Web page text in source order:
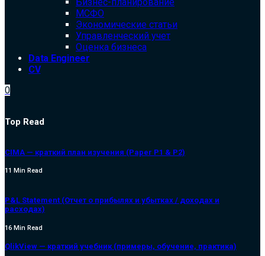
МСФО
Экономические статьи
Управленческий учет
Оценка бизнеса
Data Engineer
CV
0
Top Read
CIMA — краткий план изучения (Paper P1 & P2)
11 Min Read
P&L Statement (Отчет о прибылях и убытках / доходах и
расходах)
16 Min Read
QlikView — краткий учебник (примеры, обучение, практика)